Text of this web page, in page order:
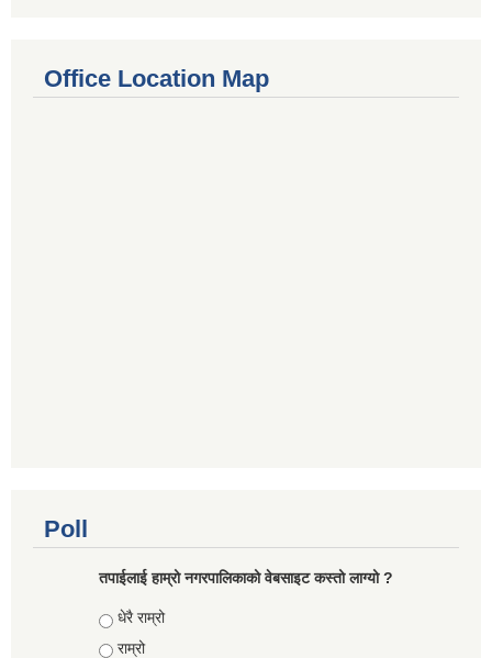
Office Location Map
Poll
तपाईलाई हाम्रो नगरपालिकाको वेबसाइट कस्तो लाग्यो ?
Choices
धेरै राम्रो
राम्रो